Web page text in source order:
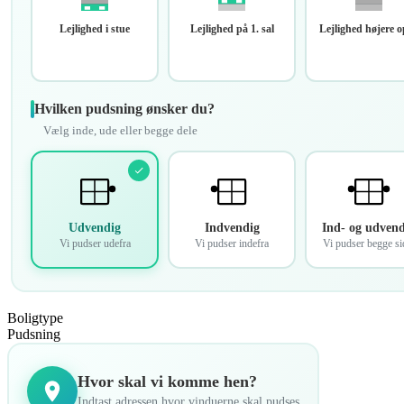
Lejlighed i stue Lejlighed på 1. sal Lejlighed højere
Hvilken pudsning ønsker du?
Vælg inde, ude eller begge dele
Udvendig
Vi pudser udefra
Indvendig
Vi pudser indefra
Ind- og
Vi pudser begge
Boligtype
Pudsning
Hvor skal vi komme hen?